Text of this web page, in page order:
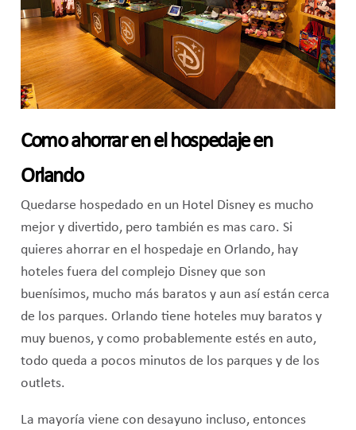
Como ahorrar en el hospedaje en
Orlando
Quedarse hospedado en un Hotel Disney es mucho
mejor y divertido, pero también es mas caro. Si
quieres ahorrar en el hospedaje en Orlando, hay
hoteles fuera del complejo Disney que son
buenísimos, mucho más baratos y aun así están cerca
de los parques. Orlando tiene hoteles muy baratos y
muy buenos, y como probablemente estés en auto,
todo queda a pocos minutos de los parques y de los
outlets.
La mayoría viene con desayuno incluso, entonces